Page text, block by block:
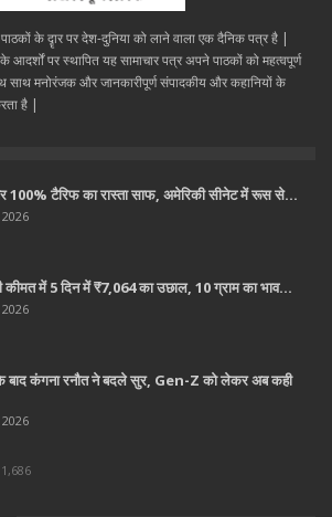
के दॄार पर देश-दुनिया को लाने वाला एक दैनिक पत्र है |
पर स्थापित यह सामाचार पत्र अपने पाठकों को महत्वपूर्ण
मनोरंजक और जानकारीपूर्ण संपादकीय और कहानियों के
है |
100% टैरिफ का रास्ता साफ, अमेरिकी सीनेट में रूस से…
कीमत में 5 दिन में ₹7,064 का उछाल, 10 ग्राम का भाव…
के बाद कंगना रनौत ने बदले सुर, Gen-Z को लेकर अब कही